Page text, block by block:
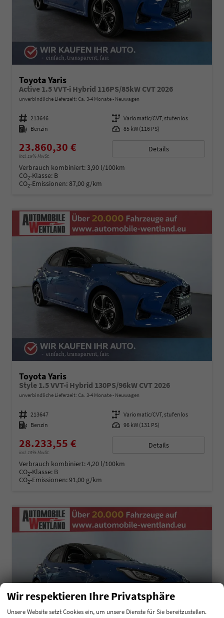
Toyota Yaris
Active 1.5 VVT-i Hybrid 116PS/85kW CVT 2026
unverbindliche Lieferzeit: Ca. 3-4 Monate Neuwagen
Fahrzeugnummer 213646 Getriebe Variomatic/CVT, stufenlos
Kraftstoff Benzin Leistung 85 kW (116 PS)
23.860,30 €
incl. 19% MwSt.
Details
Verbrauch kombiniert:3,90 l/100km
CO2-Klasse: B
CO2-Emissionen:87,00 g/km
Toyota Yaris
Style 1.5 VVT-i Hybrid 130PS/96kW CVT 2026
unverbindliche Lieferzeit: Ca. 3-4 Monate Neuwagen
Fahrzeugnummer 213647 Getriebe Variomatic/CVT, stufenlos
Kraftstoff Benzin Leistung 96 kW (131 PS)
28.233,55 €
incl. 19% MwSt.
Details
Verbrauch kombiniert:4,20 l/100km
CO2-Klasse: B
CO2-Emissionen:91,00 g/km
Wir respektieren Ihre Privatsphäre
Unsere Website setzt Cookies ein, um unsere Dienste für Sie bereitzustellen.